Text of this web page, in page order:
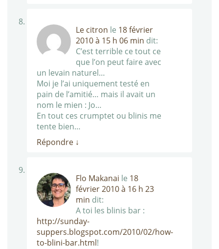
Le citron le 18 février
2010 à 15 h 06 min dit:
C’est terrible ce tout ce
que l’on peut faire avec
un levain naturel…
Moi je l’ai uniquement testé en
pain de l’amitié… mais il avait un
nom le mien : Jo…
En tout ces crumptet ou blinis me
tente bien…
Répondre ↓
Flo Makanai le 18
février 2010 à 16 h 23
min dit:
A toi les blinis bar :
http://sunday-
suppers.blogspot.com/2010/02/how-
to-blini-bar.html!